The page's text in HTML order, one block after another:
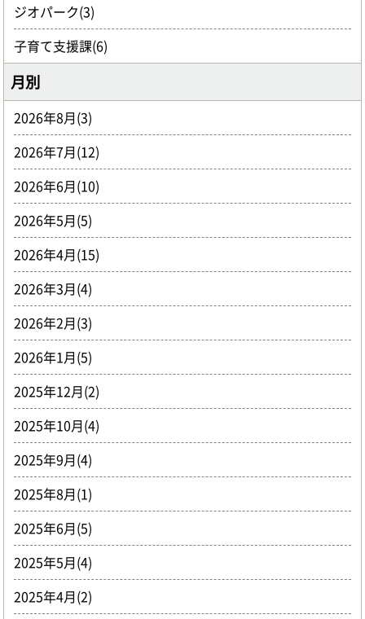
ジオパーク(3)
子育て支援課(6)
月別
2026年8月(3)
2026年7月(12)
2026年6月(10)
2026年5月(5)
2026年4月(15)
2026年3月(4)
2026年2月(3)
2026年1月(5)
2025年12月(2)
2025年10月(4)
2025年9月(4)
2025年8月(1)
2025年6月(5)
2025年5月(4)
2025年4月(2)